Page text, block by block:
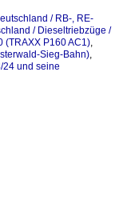
/ RB-, RE-
/ Dieseltriebzüge /
(TRAXX P160 AC1)
Sieg-Bahn)
24 und seine